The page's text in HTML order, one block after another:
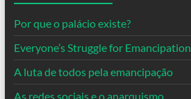
Por que o palácio existe?
Everyone’s Struggle for Emancipation
A luta de todos pela emancipação
As redes sociais e o anarquismo